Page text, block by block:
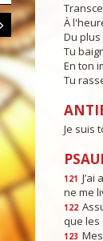
À
Du
Tu
En ton
Tu
Je suis
121 J’ai
ne me
122
que les
123